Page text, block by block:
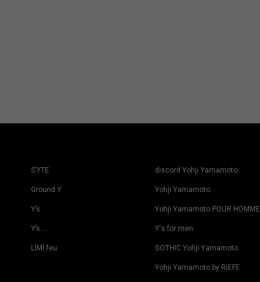
S’YTE
Ground Y
Y’s
Y’s….
LIMI feu
discord Yohji Yamamoto
Yohji Yamamoto
Yohji Yamamoto POUR HOMME
Y's for men
GOTHIC Yohji Yamamoto
Yohji Yamamoto by RIEFE